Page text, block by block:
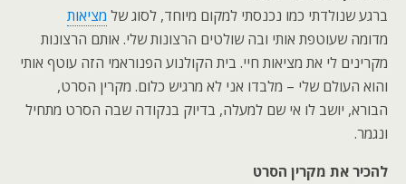
ברגע שנולדתי כמו נכנסתי למקום מיוחד, לסוג של מציאות
מדומה שעוטפת אותי ובה שולטים הרצונות שלי. אותם הרצונות
מקרינים לי את מציאות חיי. בית הקולנוע הפנוראמי הזה עוטף אותי
והוא העולם שלי – מלבדו אני לא מרגיש כלום. מקרין הסרט,
הבורא, יושב לו אי שם למעלה, בדיוק בנקודה שבה הסרט מתחיל
ונגמר.
להכיר את מקרין הסרט